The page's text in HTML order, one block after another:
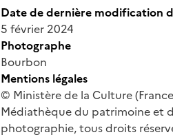
Date de dernière modification
5 février 2024
Photographe
Bourbon
Mentions légales
© Ministère de la Culture
Médiathèque du patrimoine et
photographie, tous droits